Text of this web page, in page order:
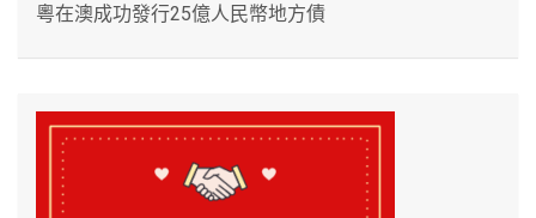
粵在澳成功發行25億人民幣地方債